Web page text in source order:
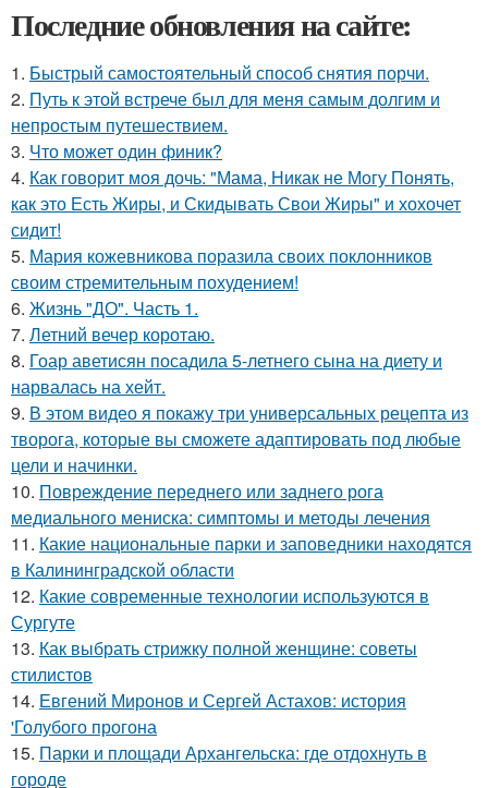
Последние обновления на сайте:
1. Быстрый самостоятельный способ снятия порчи.
2. Путь к этой встрече был для меня самым долгим и
непростым путешествием.
3. Что может один финик?
4. Как говорит моя дочь: "Мама, Никак не Могу Понять,
как это Есть Жиры, и Скидывать Свои Жиры" и хохочет
сидит!
5. Мария кожевникова поразила своих поклонников
своим стремительным похудением!
6. Жизнь "ДО". Часть 1.
7. Летний вечер коротаю.
8. Гоар аветисян посадила 5-летнего сына на диету и
нарвалась на хейт.
9. В этом видео я покажу три универсальных рецепта из
творога, которые вы сможете адаптировать под любые
цели и начинки.
10. Повреждение переднего или заднего рога
медиального мениска: симптомы и методы лечения
11. Какие национальные парки и заповедники находятся
в Калининградской области
12. Какие современные технологии используются в
Сургуте
13. Как выбрать стрижку полной женщине: советы
стилистов
14. Евгений Миронов и Сергей Астахов: история
'Голубого прогона
15. Парки и площади Архангельска: где отдохнуть в
городе